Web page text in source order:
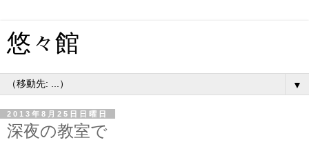
悠々館
▼
2013年8月25日日曜日
深夜の教室で